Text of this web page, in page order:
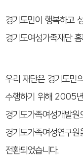
경기도민이 행복하고
경기도여성가족재단
우리 재단은 경기도민
수행하기 위해 2005
경기도가족여성개발
경기도가족여성연구
전환되었습니다.